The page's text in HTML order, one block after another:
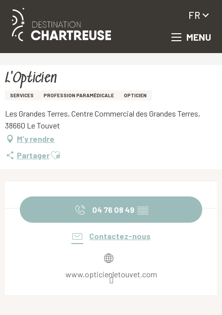
Aller
principal
MENU
FR
L'Opticien
SERVICES PROFESSION PARAMÉDICALE OPTICIEN
Les Grandes Terres, Centre Commercial des Grandes Terres,
38660 Le Touvet
M'y rendre
PartagerAjouter aux favoris
04 76 08 49 ▒▒
Contactez-nous
www.opticienletouvet.com